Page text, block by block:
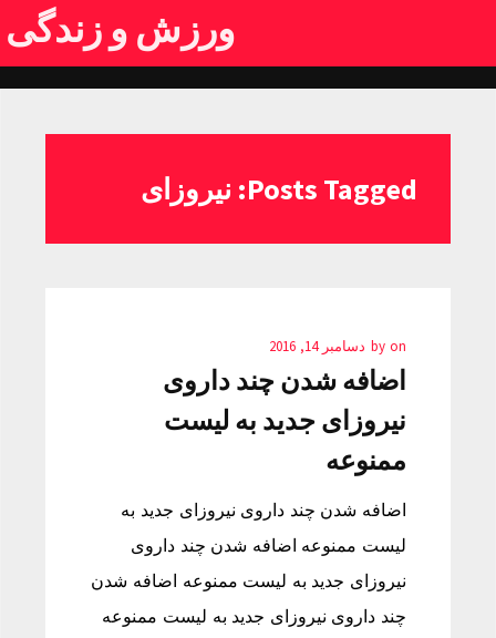
ورزش و زندگی
Posts Tagged: نیروزای
by on دسامبر 14, 2016
اضافه شدن چند داروی
نیروزای جدید به لیست
ممنوعه
اضافه شدن چند داروی نیروزای جدید به
لیست ممنوعه اضافه شدن چند داروی
نیروزای جدید به لیست ممنوعه اضافه شدن
چند داروی نیروزای جدید به لیست ممنوعه